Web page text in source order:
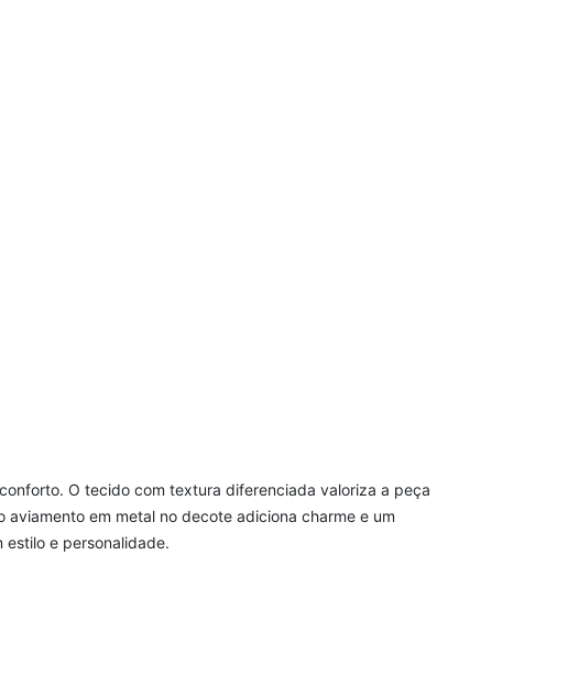
O tecido com textura diferenciada valoriza a peça
em metal no decote adiciona charme e um
e personalidade.